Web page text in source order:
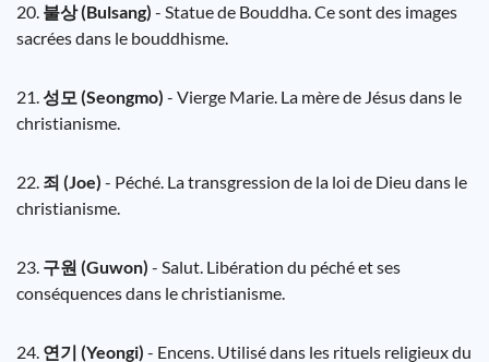
20. 불상 (Bulsang) - Statue de Bouddha. Ce sont des images
sacrées dans le bouddhisme.
21. 성모 (Seongmo) - Vierge Marie. La mère de Jésus dans le
christianisme.
22. 죄 (Joe) - Péché. La transgression de la loi de Dieu dans le
christianisme.
23. 구원 (Guwon) - Salut. Libération du péché et ses
conséquences dans le christianisme.
24. 연기 (Yeongi) - Encens. Utilisé dans les rituels religieux du